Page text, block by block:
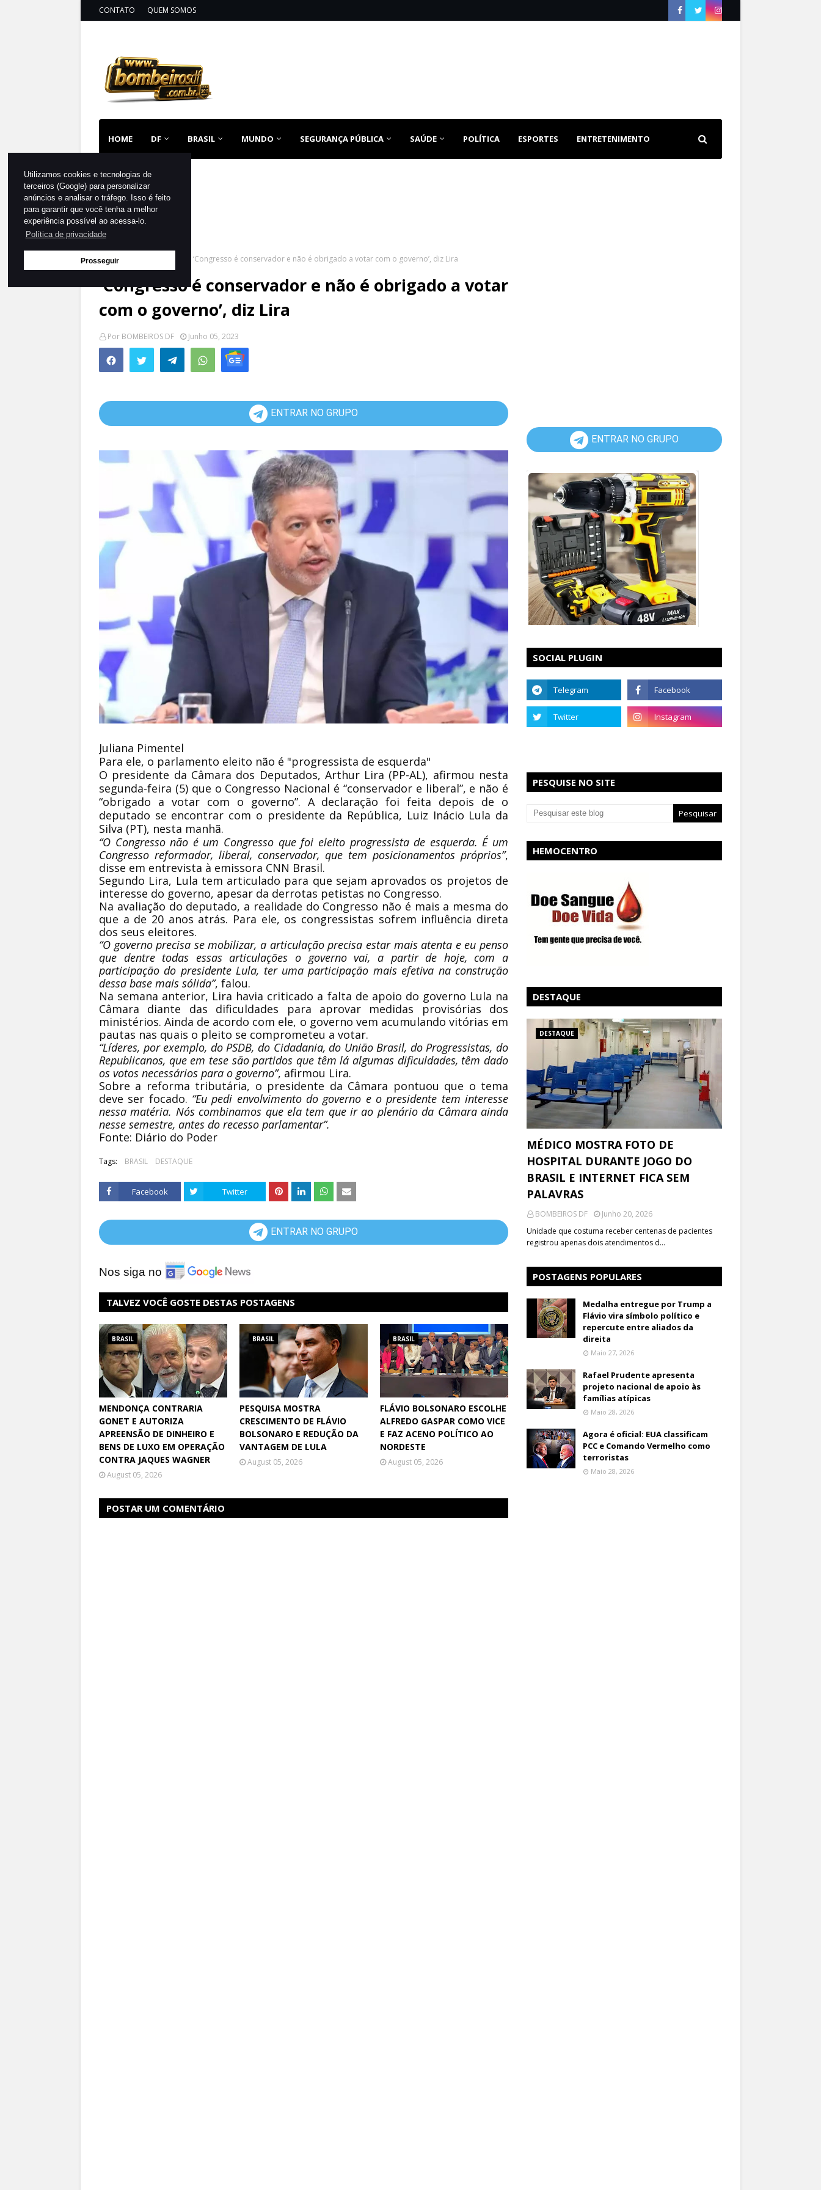
Utilizamos cookies e tecnologias de
terceiros (Google) para personalizar
anúncios e analisar o tráfego. Isso é feito
para garantir que você tenha a melhor
experiência possível ao acessa-lo.
Política de privacidade
Prosseguir
CONTATO QUEM SOMOS
HOME DF BRASIL MUNDO SEGURANÇA PÚBLICA SAÚDE POLÍTICA ESPORTES ENTRETENIMENTO
Página inicial ‘Congresso é conservador e não é obrigado a votar com o governo’, diz Lira
‘Congresso é conservador e não é obrigado a votar
com o governo’, diz Lira
Por BOMBEIROS DF Junho 05, 2023
ENTRAR NO GRUPO
Juliana Pimentel
Para ele, o parlamento eleito não é "progressista de esquerda"
O presidente da Câmara dos Deputados, Arthur Lira (PP-AL), afirmou nesta
segunda-feira (5) que o Congresso Nacional é “conservador e liberal”, e não é
“obrigado a votar com o governo”. A declaração foi feita depois de o
deputado se encontrar com o presidente da República, Luiz Inácio Lula da
Silva (PT), nesta manhã.
“O Congresso não é um Congresso que foi eleito progressista de esquerda. É um
Congresso reformador, liberal, conservador, que tem posicionamentos próprios”,
disse em entrevista à emissora CNN Brasil.
Segundo Lira, Lula tem articulado para que sejam aprovados os projetos de
interesse do governo, apesar da derrotas petistas no Congresso.
Na avaliação do deputado, a realidade do Congresso não é mais a mesma do
que a de 20 anos atrás. Para ele, os congressistas sofrem influência direta
dos seus eleitores.
“O governo precisa se mobilizar, a articulação precisa estar mais atenta e eu penso
que dentre todas essas articulações o governo vai, a partir de hoje, com a
participação do presidente Lula, ter uma participação mais efetiva na construção
dessa base mais sólida”, falou.
Na semana anterior, Lira havia criticado a falta de apoio do governo Lula na
Câmara diante das dificuldades para aprovar medidas provisórias dos
ministérios. Ainda de acordo com ele, o governo vem acumulando vitórias em
pautas nas quais o pleito se comprometeu a votar.
“Líderes, por exemplo, do PSDB, do Cidadania, do União Brasil, do Progressistas, do
Republicanos, que em tese são partidos que têm lá algumas dificuldades, têm dado
os votos necessários para o governo”, afirmou Lira.
Sobre a reforma tributária, o presidente da Câmara pontuou que o tema
deve ser focado. “Eu pedi envolvimento do governo e o presidente tem interesse
nessa matéria. Nós combinamos que ela tem que ir ao plenário da Câmara ainda
nesse semestre, antes do recesso parlamentar”.
Fonte: Diário do Poder
Tags: BRASIL DESTAQUE
Facebook Twitter
ENTRAR NO GRUPO
Nos siga no
TALVEZ VOCÊ GOSTE DESTAS POSTAGENS
BRASIL
MENDONÇA CONTRARIA
GONET E AUTORIZA
APREENSÃO DE DINHEIRO E
BENS DE LUXO EM OPERAÇÃO
CONTRA JAQUES WAGNER
August 05, 2026
BRASIL
PESQUISA MOSTRA
CRESCIMENTO DE FLÁVIO
BOLSONARO E REDUÇÃO DA
VANTAGEM DE LULA
August 05, 2026
BRASIL
FLÁVIO BOLSONARO ESCOLHE
ALFREDO GASPAR COMO VICE
E FAZ ACENO POLÍTICO AO
NORDESTE
August 05, 2026
POSTAR UM COMENTÁRIO
ENTRAR NO GRUPO
SOCIAL PLUGIN
PESQUISE NO SITE
HEMOCENTRO
DESTAQUE
DESTAQUE
MÉDICO MOSTRA FOTO DE
HOSPITAL DURANTE JOGO DO
BRASIL E INTERNET FICA SEM
PALAVRAS
BOMBEIROS DF
Junho 20, 2026
Unidade que costuma receber centenas de pacientes
registrou apenas dois atendimentos d…
POSTAGENS POPULARES
Medalha entregue por Trump a
Flávio vira símbolo político e
repercute entre aliados da
direita
Maio 27, 2026
Rafael Prudente apresenta
projeto nacional de apoio às
famílias atípicas
Maio 28, 2026
Agora é oficial: EUA classificam
PCC e Comando Vermelho como
terroristas
Maio 28, 2026